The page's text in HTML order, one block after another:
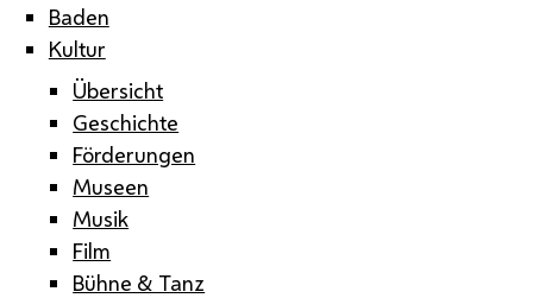
Baden
Kultur
Übersicht
Geschichte
Förderungen
Museen
Musik
Film
Bühne & Tanz